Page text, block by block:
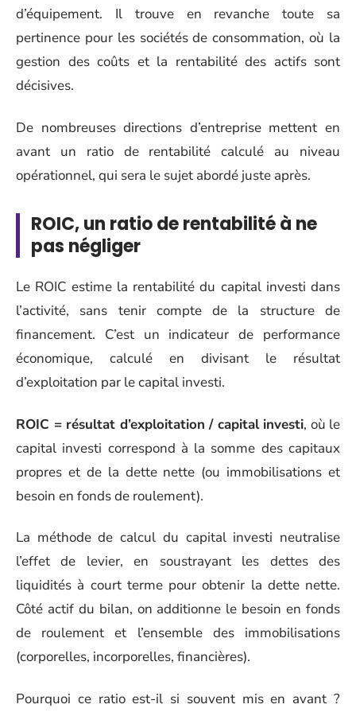
d’équipement. Il trouve en revanche toute sa
pertinence pour les sociétés de consommation, où la
gestion des coûts et la rentabilité des actifs sont
décisives.
De nombreuses directions d’entreprise mettent en
avant un ratio de rentabilité calculé au niveau
opérationnel, qui sera le sujet abordé juste après.
ROIC, un ratio de rentabilité à ne
pas négliger
Le ROIC estime la rentabilité du capital investi dans
l’activité, sans tenir compte de la structure de
financement. C’est un indicateur de performance
économique, calculé en divisant le résultat
d’exploitation par le capital investi.
ROIC = résultat d’exploitation / capital investi, où le
capital investi correspond à la somme des capitaux
propres et de la dette nette (ou immobilisations et
besoin en fonds de roulement).
La méthode de calcul du capital investi neutralise
l’effet de levier, en soustrayant les dettes des
liquidités à court terme pour obtenir la dette nette.
Côté actif du bilan, on additionne le besoin en fonds
de roulement et l’ensemble des immobilisations
(corporelles, incorporelles, financières).
Pourquoi ce ratio est-il si souvent mis en avant ?